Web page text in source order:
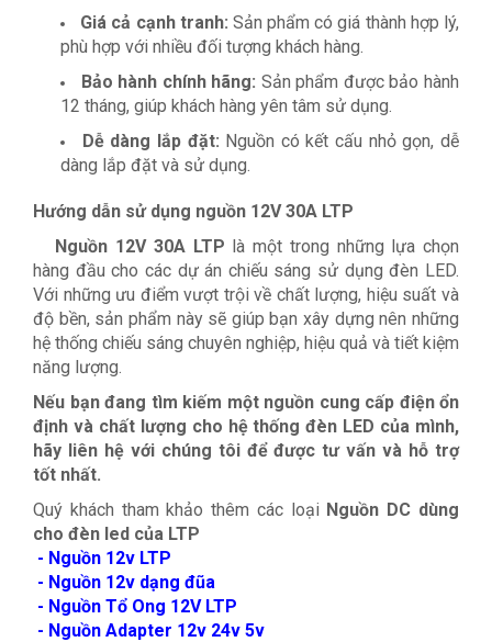
Giá cả cạnh tranh: Sản phẩm có giá thành hợp lý,
phù hợp với nhiều đối tượng khách hàng.
Bảo hành chính hãng: Sản phẩm được bảo hành
12 tháng, giúp khách hàng yên tâm sử dụng.
Dễ dàng lắp đặt: Nguồn có kết cấu nhỏ gọn, dễ
dàng lắp đặt và sử dụng.
Hướng dẫn sử dụng nguồn 12V 30A LTP
Nguồn 12V 30A LTP là một trong những lựa chọn
hàng đầu cho các dự án chiếu sáng sử dụng đèn LED.
Với những ưu điểm vượt trội về chất lượng, hiệu suất và
độ bền, sản phẩm này sẽ giúp bạn xây dựng nên những
hệ thống chiếu sáng chuyên nghiệp, hiệu quả và tiết kiệm
năng lượng.
Nếu bạn đang tìm kiếm một nguồn cung cấp điện ổn
định và chất lượng cho hệ thống đèn LED của mình,
hãy liên hệ với chúng tôi để được tư vấn và hỗ trợ
tốt nhất.
Quý khách tham khảo thêm các loại Nguồn DC dùng
cho đèn led của LTP
- Nguồn 12v LTP
- Nguồn 12v dạng đũa
- Nguồn Tổ Ong 12V LTP
- Nguồn Adapter 12v 24v 5v